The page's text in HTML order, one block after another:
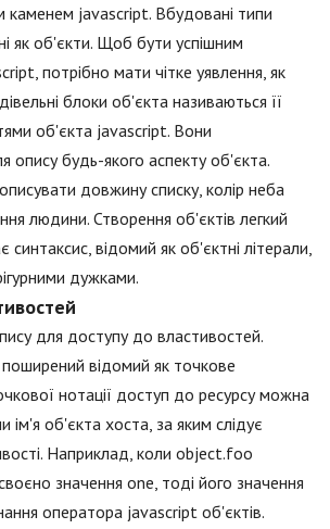
каменем jаvascript. Вбудовані типи
як об'єкти. Щоб бути успішним
потрібно мати чітке уявлення, як
блоки об'єкта називаються її
об'єкта jаvascript. Вони
опису будь-якого аспекту об'єкта.
довжину списку, колір неба
людини. Створення об'єктів легкий
відомий як об'єктні літерали,
дужками.
для доступу до властивостей.
відомий як точкове
нотації доступ до ресурсу можна
ім'я об'єкта хоста, за яким слідує
Наприклад, коли object.foo
значення one, тоді його значення
оператора jаvascript об'єктів.